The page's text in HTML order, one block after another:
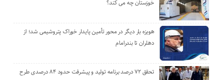
خوزستان چه می کند؟
هویزه بار دیگر در محور تأمین پایدار خوراک پتروشیمی شد؛ از
دهلران تا بندرامام
تحقق ۷۲ درصد برنامه تولید و پیشرفت حدود ۸۴ درصدی طرح